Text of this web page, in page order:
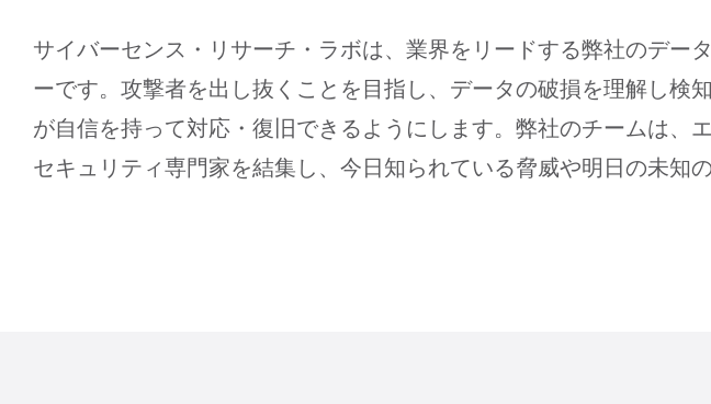
サイバーセンス・リサーチ・ラボは、業界をリードする弊社のデー
ーです。攻撃者を出し抜くことを目指し、データの破損を理解し検
が自信を持って対応・復旧できるようにします。弊社のチームは、
セキュリティ専門家を結集し、今日知られている脅威や明日の未知